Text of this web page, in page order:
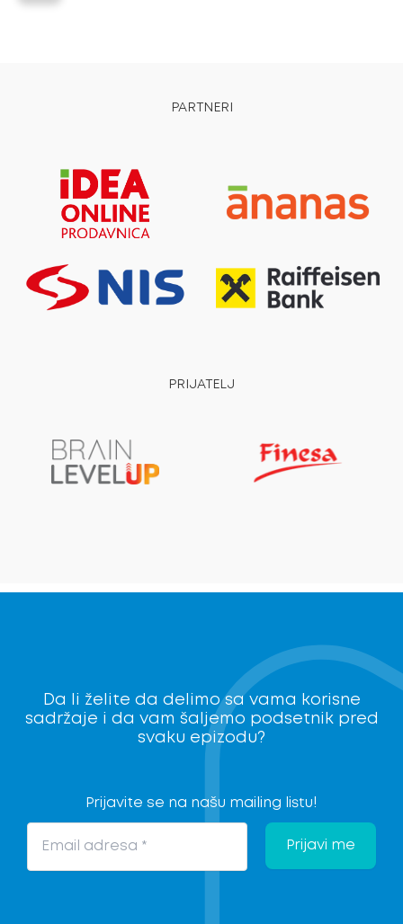
PARTNERI
PRIJATELJ
Da li želite da delimo sa vama korisne
sadržaje i da vam šaljemo podsetnik pred
svaku epizodu?
Prijavite se na našu mailing listu!